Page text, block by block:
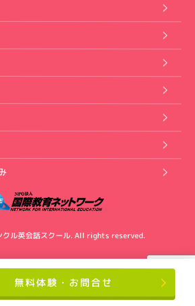
クル英会話スクール. All rights reserved.
無料体験・お問合せ